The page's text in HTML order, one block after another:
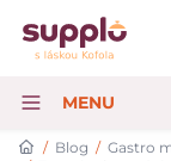
Logo
MENU
/ Blog / Gastro